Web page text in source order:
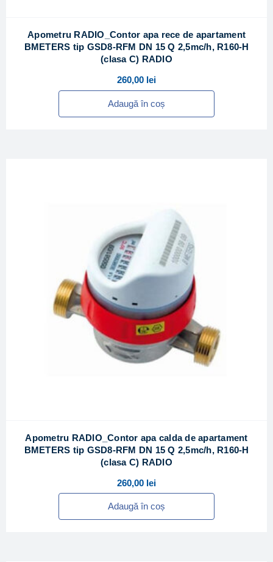
Apometru RADIO_Contor apa rece de apartament
BMETERS tip GSD8-RFM DN 15 Q 2,5mc/h, R160-H
(clasa C) RADIO
260,00 lei
Adaugă în coș
Apometru RADIO_Contor apa calda de apartament
BMETERS tip GSD8-RFM DN 15 Q 2,5mc/h, R160-H
(clasa C) RADIO
260,00 lei
Adaugă în coș